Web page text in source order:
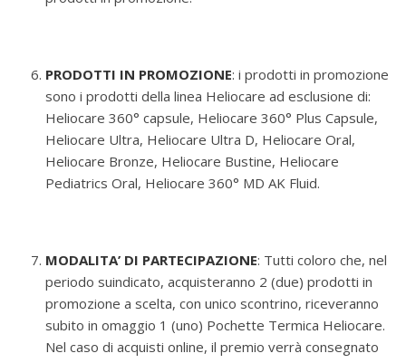
PRODOTTI IN PROMOZIONE: i prodotti in promozione
sono i prodotti della linea Heliocare ad esclusione di:
Heliocare 360° capsule, Heliocare 360° Plus Capsule,
Heliocare Ultra, Heliocare Ultra D, Heliocare Oral,
Heliocare Bronze, Heliocare Bustine, Heliocare
Pediatrics Oral, Heliocare 360° MD AK Fluid.
MODALITA’ DI PARTECIPAZIONE: Tutti coloro che, nel
periodo suindicato, acquisteranno 2 (due) prodotti in
promozione a scelta, con unico scontrino, riceveranno
subito in omaggio 1 (uno) Pochette Termica Heliocare.
Nel caso di acquisti online, il premio verrà consegnato